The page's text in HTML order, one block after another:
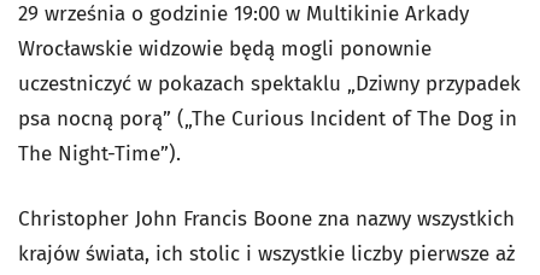
29 września o godzinie 19:00 w Multikinie Arkady
Wrocławskie widzowie będą mogli ponownie
uczestniczyć w pokazach spektaklu „Dziwny przypadek
psa nocną porą” („The Curious Incident of The Dog in
The Night-Time”).
Christopher John Francis Boone zna nazwy wszystkich
krajów świata, ich stolic i wszystkie liczby pierwsze aż